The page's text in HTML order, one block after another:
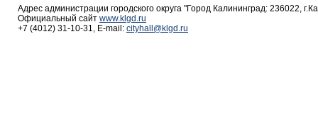
Адрес администрации городского округа "Город Калининград: 236022,
Официальный сайт www.klgd.ru
+7 (4012) 31-10-31, E-mail: cityhall@klgd.ru